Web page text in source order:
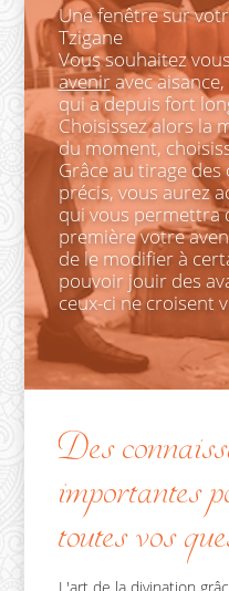
Une fenêtre sur
Tzigane
Vous souhaitez
aveniravec
qui a depuis fort
Choisissez alors la
du moment,
Grâce au tirage
précis, vous aurez
qui vous permettra
première votre
de le modifier à
pouvoir jouir des
ceux-ci ne croisent
Des
importantes
toutes vos